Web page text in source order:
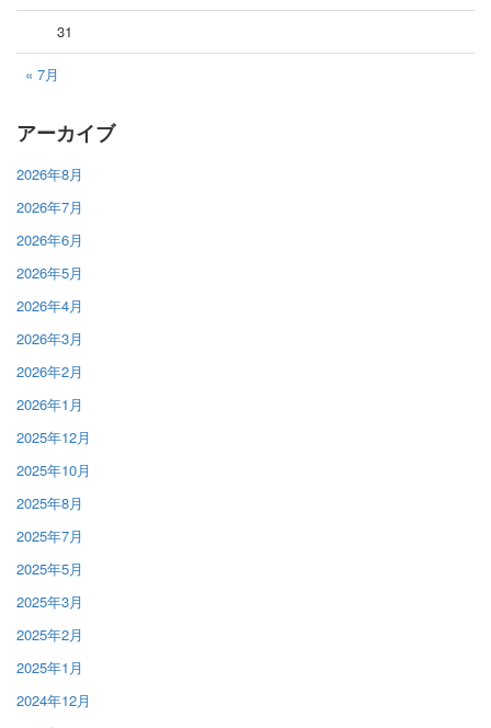
« 7月
31
アーカイブ
2026年8月
2026年7月
2026年6月
2026年5月
2026年4月
2026年3月
2026年2月
2026年1月
2025年12月
2025年10月
2025年8月
2025年7月
2025年5月
2025年3月
2025年2月
2025年1月
2024年12月